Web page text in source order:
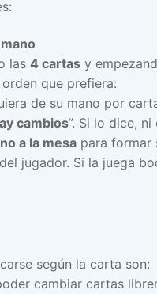
las 4 cartas y
orden que prefiera:
de su mano por
cambios”. Si lo dice,
a la mesa para formar
jugador. Si la juega
según la carta son:
cambiar cartas